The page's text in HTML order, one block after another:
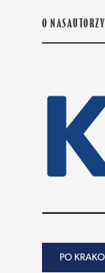
O NASAUTORZY
PO